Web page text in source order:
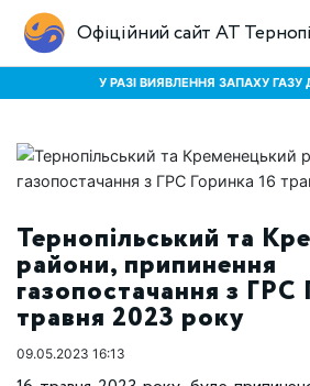
Офіційний сайт АТ
У РАЗІ ВИЯВЛЕННЯ ЗАПАХУ ГАЗУ
Тернопільський та
райони, припинення
газопостачання з ГРС
травня 2023 року
09.05.2023 16:13